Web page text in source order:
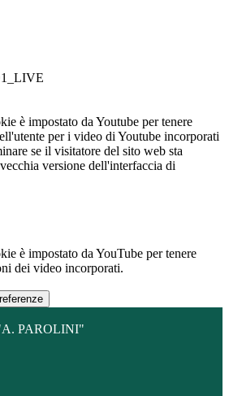
è impostato da Youtube per tenere
per i video di Youtube incorporati
se il visitatore del sito web sta
versione dell'interfaccia di
è impostato da YouTube per tenere
dei video incorporati.
PAROLINI"